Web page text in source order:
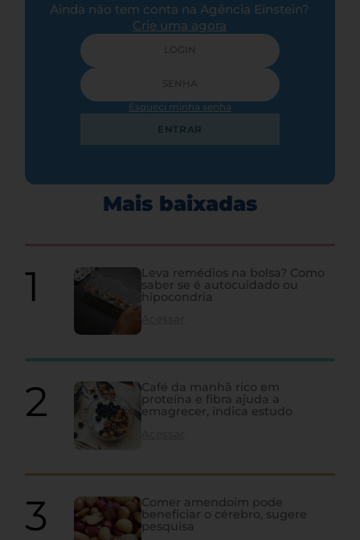
Ainda não tem conta na Agência Einstein?
Crie uma agora
Esqueci minha senha
ENTRAR
Mais baixadas
Leva remédios na bolsa? Como
saber se é autocuidado ou
hipocondria
Café da manhã rico em
proteína e fibra ajuda a
emagrecer, indica estudo
Comer amendoim pode
beneficiar o cérebro, sugere
pesquisa